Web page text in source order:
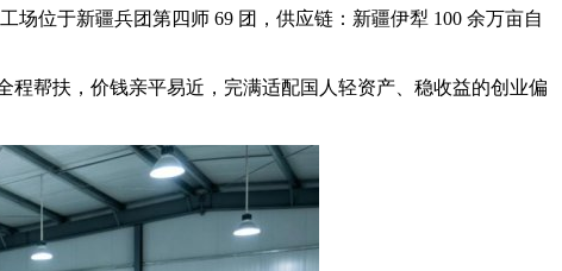
位于新疆兵团第四师 69 团，供应链：新疆伊犁 100 余万亩自
帮扶，价钱亲平易近，完满适配国人轻资产、稳收益的创业偏